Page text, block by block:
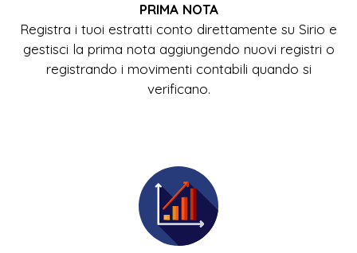
PRIMA NOTA
Registra i tuoi estratti conto direttamente su Sirio e
gestisci la prima nota aggiungendo nuovi registri o
registrando i movimenti contabili quando si
verificano.